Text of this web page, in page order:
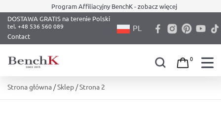
content
Program Affiliacyjny BenchK - zobacz więcej
DOSTAWA GRATIS na terenie Polski
Contact
PL
0
Strona główna /Sklep / Strona 2